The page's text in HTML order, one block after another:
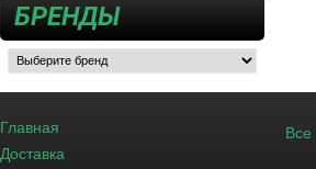
БРЕНДЫ
Главная
Доставка
Все